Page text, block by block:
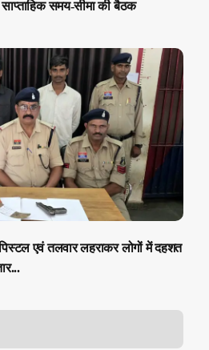
समय-सीमा की बैठक
एवं तलवार लहराकर लोगों में दहशत